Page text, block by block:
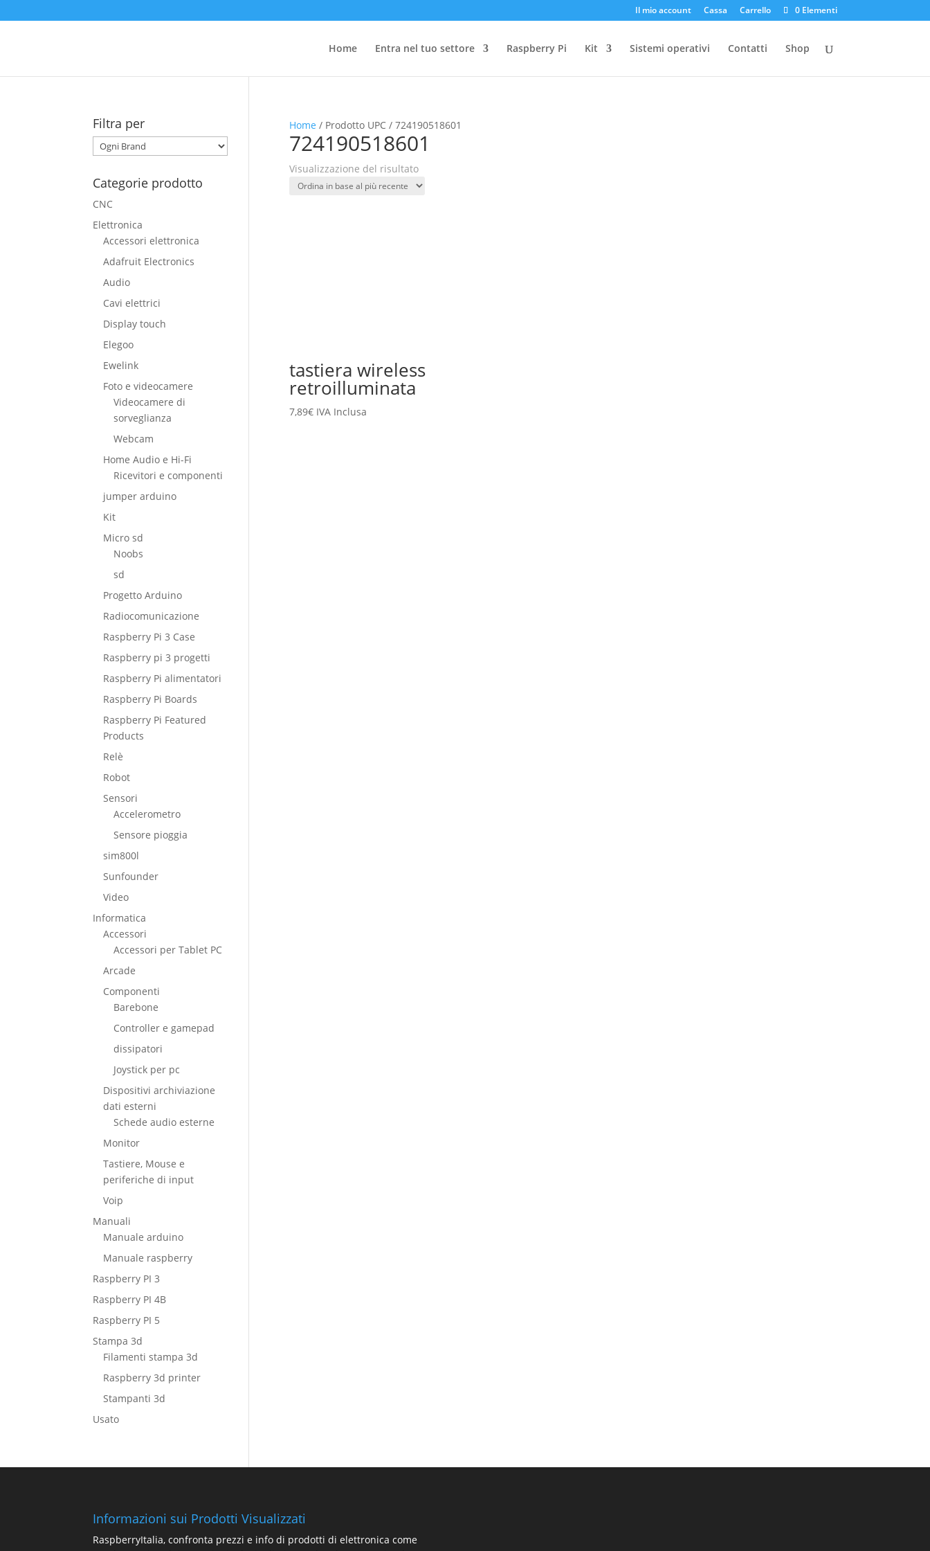
Il mio account Cassa Carrello 0 Elementi
Home Entra nel tuo settore Raspberry Pi Kit Sistemi operativi Contatti Shop
Home / Prodotto UPC / 724190518601
724190518601
Visualizzazione del risultato
tastiera wireless
retroilluminata
7,89€ IVA Inclusa
Filtra per
Categorie prodotto
CNC
Elettronica
Accessori elettronica
Adafruit Electronics
Audio
Cavi elettrici
Display touch
Elegoo
Ewelink
Foto e videocamere
Videocamere di
sorveglianza
Webcam
Home Audio e Hi-Fi
Ricevitori e componenti
jumper arduino
Kit
Micro sd
Noobs
sd
Progetto Arduino
Radiocomunicazione
Raspberry Pi 3 Case
Raspberry pi 3 progetti
Raspberry Pi alimentatori
Raspberry Pi Boards
Raspberry Pi Featured
Products
Relè
Robot
Sensori
Accelerometro
Sensore pioggia
sim800l
Sunfounder
Video
Informatica
Accessori
Accessori per Tablet PC
Arcade
Componenti
Barebone
Controller e gamepad
dissipatori
Joystick per pc
Dispositivi archiviazione
dati esterni
Schede audio esterne
Monitor
Tastiere, Mouse e
periferiche di input
Voip
Manuali
Manuale arduino
Manuale raspberry
Raspberry PI 3
Raspberry PI 4B
Raspberry PI 5
Stampa 3d
Filamenti stampa 3d
Raspberry 3d printer
Stampanti 3d
Usato
Informazioni sui Prodotti Visualizzati
RaspberryItalia, confronta prezzi e info di prodotti di elettronica come